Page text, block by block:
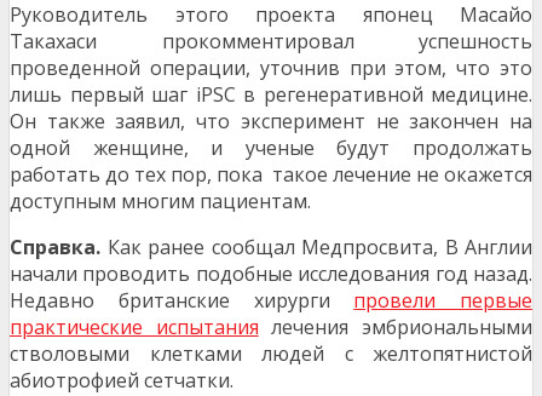
Руководитель этого проекта японец Масайо
Такахаси прокомментировал успешность
проведенной операции, уточнив при этом, что это
лишь первый шаг iPSC в регенеративной медицине.
Он также заявил, что эксперимент не закончен на
одной женщине, и ученые будут продолжать
работать до тех пор, пока такое лечение не окажется
доступным многим пациентам.
Справка. Как ранее сообщал Медпросвита, В Англии
начали проводить подобные исследования год назад.
Недавно британские хирурги провели первые
практические испытания лечения эмбриональными
стволовыми клетками людей с желтопятнистой
абиотрофией сетчатки.